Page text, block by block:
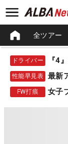
全ツアー
ドライバー
性能早見表 最新
FW打痕 女子